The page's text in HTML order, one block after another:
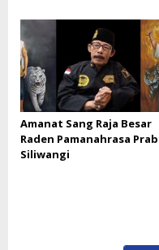
Amanat Sang Raja Besar
Raden Pamanahrasa
Siliwangi